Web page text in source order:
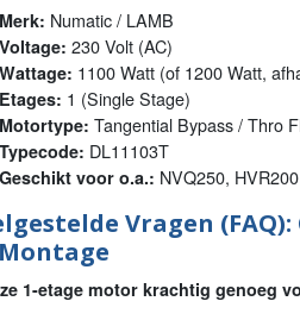
Merk: Numatic / LAMB
Voltage: 230 Volt (AC)
Wattage: 1100 Watt (of 1200 Watt,
Etages: 1 (Single Stage)
Motortype: Tangential Bypass / Thro
Typecode: DL11103T
Geschikt voor o.a.: NVQ250,
Vragen
1-etage motor krachtig genoeg